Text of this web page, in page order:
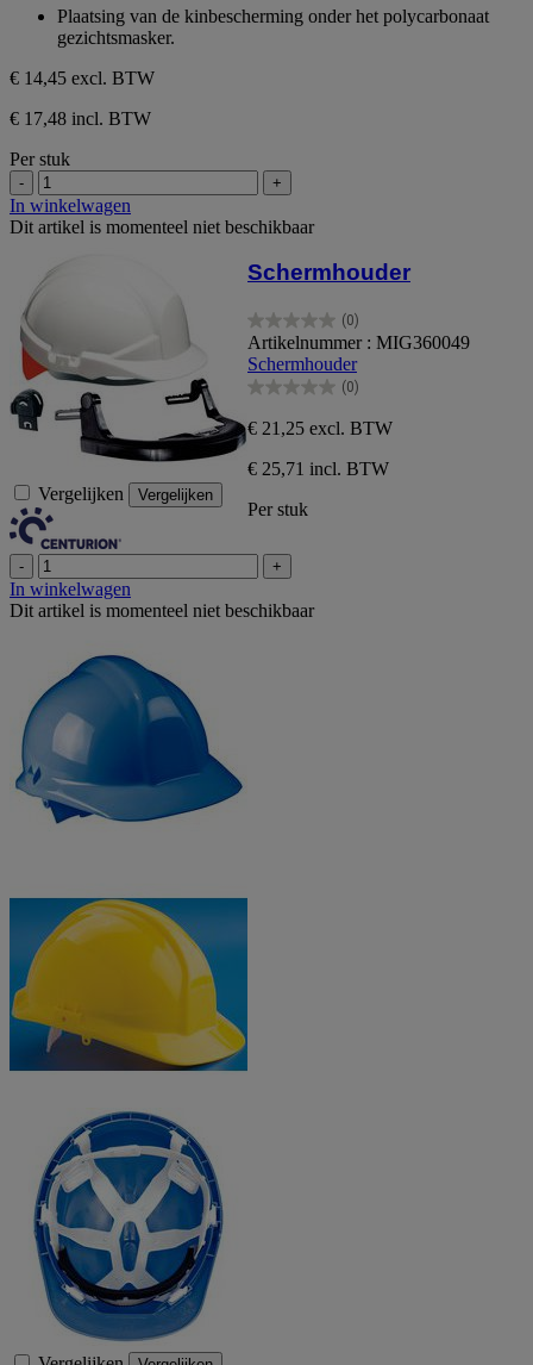
sterren.
Plaatsing van de kinbescherming onder het polycarbonaat
gezichtsmasker.
€ 14,45 excl. BTW
€ 17,48 incl. BTW
Per stuk
- +
In winkelwagen
Dit artikel is momenteel niet beschikbaar
Vergelijken Vergelijken
Schermhouder
(0)
0.0
van
de
5
Artikelnummer : MIG360049
Schermhouder
(0)
0.0
van
de
5
sterren.
€ 21,25 excl. BTW
€ 25,71 incl. BTW
Per stuk
- +
In winkelwagen
Dit artikel is momenteel niet beschikbaar